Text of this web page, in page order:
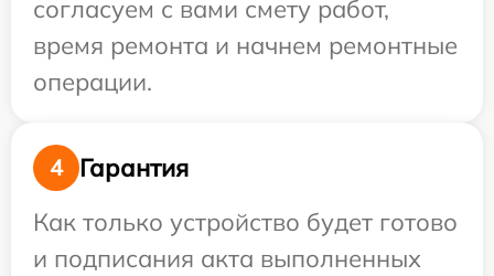
согласуем с вами смету работ,
время ремонта и начнем ремонтные
операции.
4
Гарантия
Как только устройство будет готово
и подписания акта выполненных